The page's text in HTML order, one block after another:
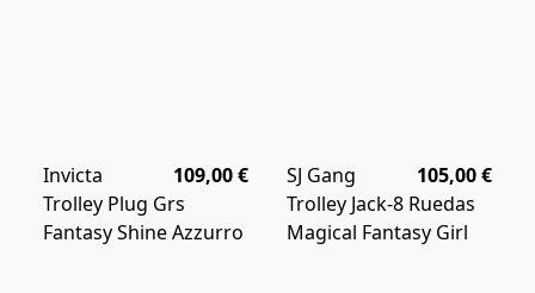
109,00 €
Invicta
Trolley Plug Grs
Fantasy Shine Azzurro
105,00 €
SJ Gang
Trolley Jack-8 Ruedas
Magical Fantasy Girl